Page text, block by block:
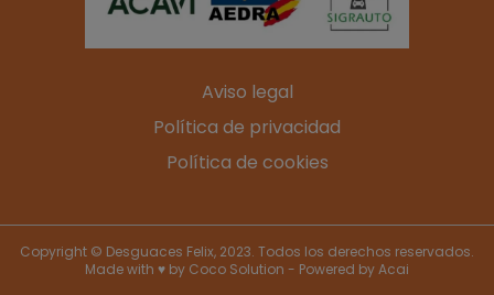
Aviso legal
Política de privacidad
Política de cookies
Copyright © Desguaces Felix, 2023. Todos los derechos reservados.
Made with ♥ by Coco Solution - Powered byAcai